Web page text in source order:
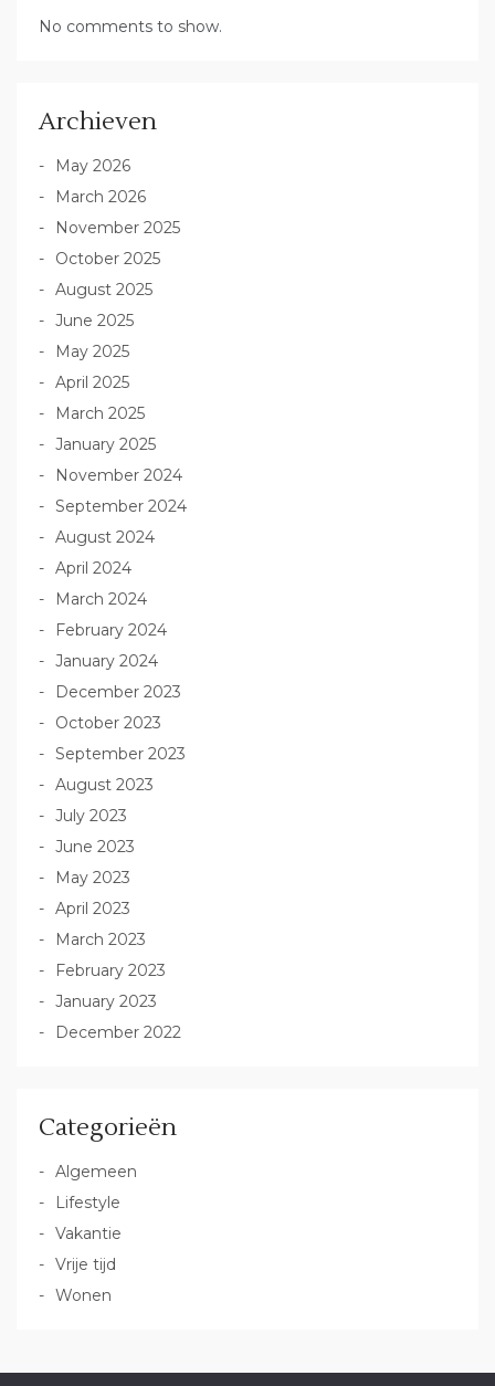
No comments to show.
Archieven
May 2026
March 2026
November 2025
October 2025
August 2025
June 2025
May 2025
April 2025
March 2025
January 2025
November 2024
September 2024
August 2024
April 2024
March 2024
February 2024
January 2024
December 2023
October 2023
September 2023
August 2023
July 2023
June 2023
May 2023
April 2023
March 2023
February 2023
January 2023
December 2022
Categorieën
Algemeen
Lifestyle
Vakantie
Vrije tijd
Wonen